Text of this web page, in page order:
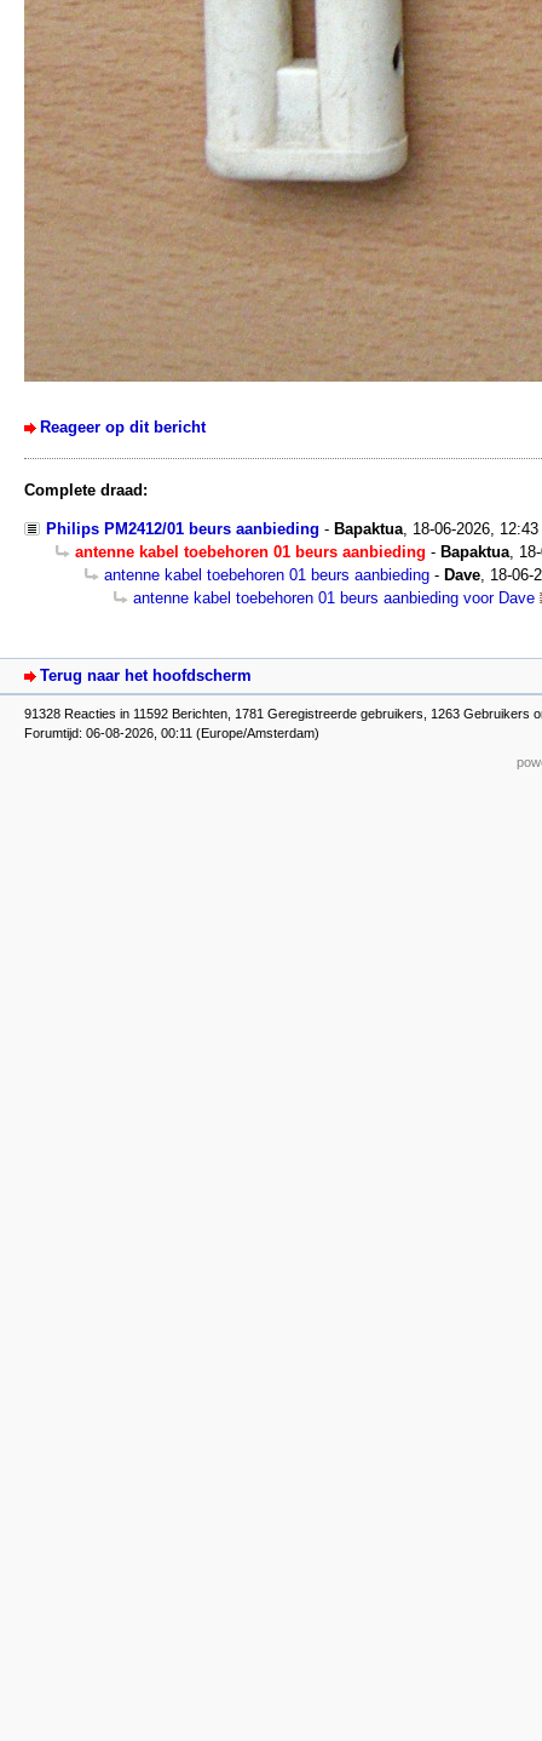
Reageer op dit bericht
Complete draad:
Philips PM2412/01 beurs aanbieding - Bapaktua 18-06-2026, 12:43
antenne kabel toebehoren 01 beurs aanbieding - Bapaktua
antenne kabel toebehoren 01 beurs aanbieding - Dave 18-06-
antenne kabel toebehoren 01 beurs aanbieding voor Dave
Terug naar het hoofdscherm
91328 Reacties in 11592 Berichten, 1781 Geregistreerde gebruikers, 1263 Gebruikers
Forumtijd: 06-08-2026, 00:11 (Europe/Amsterdam)